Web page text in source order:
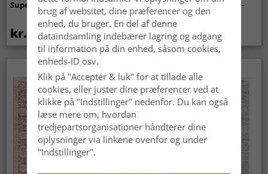
Super Soft Fur (beige)
kr.369
indendørs/udendørs brug -
Arlo (beige)
kr.439
brug af websitet, dine præferencer og den
enhed, du bruger. En del af denne
dataindsamling indebærer lagring og adgang
til information på din enhed, såsom cookies,
enheds-ID osv.
Klik på "Acceptér & luk" for at tillade alle
cookies, eller juster dine præferencer ved at
klikke på "Indstillinger" nedenfor. Du kan også
læse mere om, hvordan
tredjepartsorganisationer håndterer dine
oplysninger via linkene ovenfor og under
"Indstillinger".